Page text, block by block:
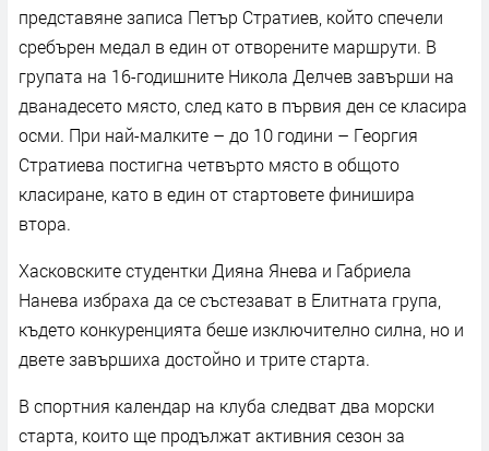
представяне записа Петър Стратиев, който спечели
сребърен медал в един от отворените маршрути. В
групата на 16-годишните Никола Делчев завърши на
дванадесето място, след като в първия ден се класира
осми. При най-малките – до 10 години – Георгия
Стратиева постигна четвърто място в общото
класиране, като в един от стартовете финишира
втора.
Хасковските студентки Дияна Янева и Габриела
Нанева избраха да се състезават в Елитната група,
където конкуренцията беше изключително силна, но и
двете завършиха достойно и трите старта.
В спортния календар на клуба следват два морски
старта, които ще продължат активния сезон за